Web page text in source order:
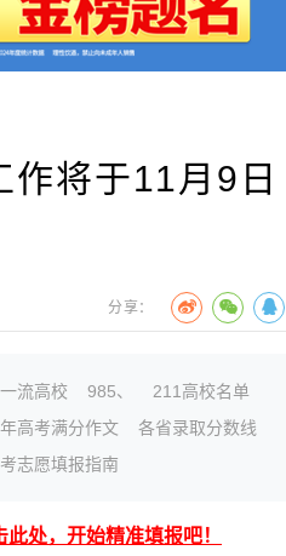
将于11月9日
分享：
流高校 985、
211高校名单
高考满分作文
各省录取分数线
志愿填报指南
此处，开始精准填报吧！